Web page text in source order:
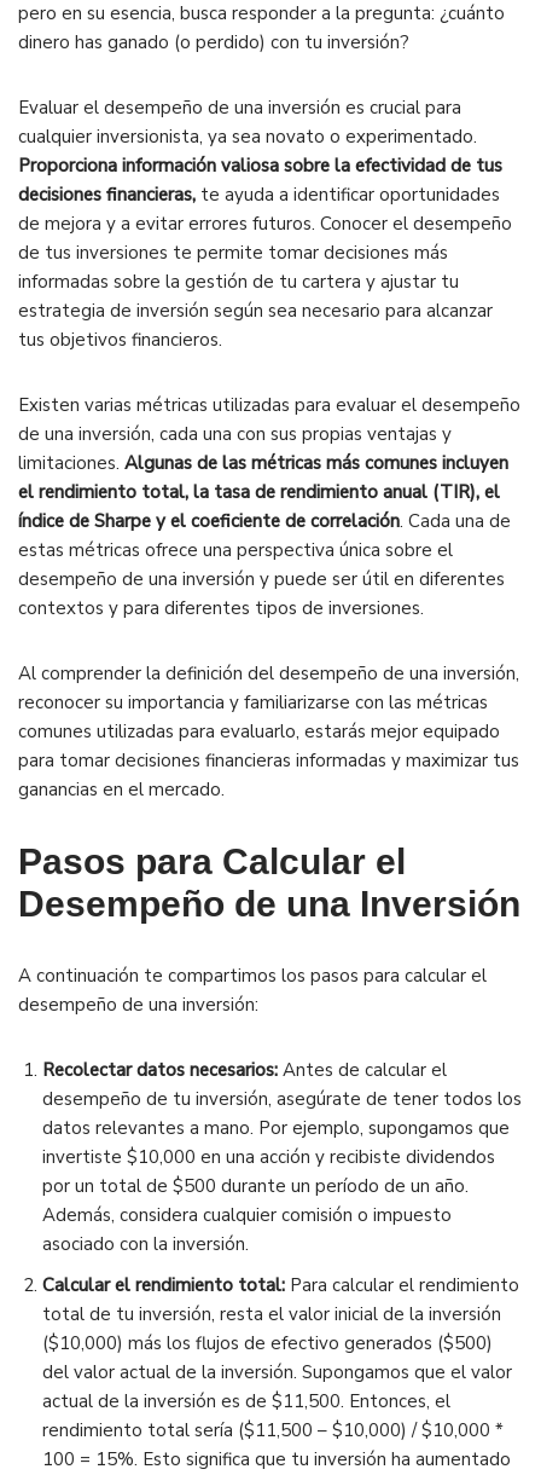
pero en su esencia, busca responder a la pregunta: ¿cuánto
dinero has ganado (o perdido) con tu inversión?
Evaluar el desempeño de una inversión es crucial para
cualquier inversionista, ya sea novato o experimentado.
Proporciona información valiosa sobre la efectividad de tus
decisiones financieras, te ayuda a identificar oportunidades
de mejora y a evitar errores futuros. Conocer el desempeño
de tus inversiones te permite tomar decisiones más
informadas sobre la gestión de tu cartera y ajustar tu
estrategia de inversión según sea necesario para alcanzar
tus objetivos financieros.
Existen varias métricas utilizadas para evaluar el desempeño
de una inversión, cada una con sus propias ventajas y
limitaciones. Algunas de las métricas más comunes incluyen
el rendimiento total, la tasa de rendimiento anual (TIR), el
índice de Sharpe y el coeficiente de correlación. Cada una de
estas métricas ofrece una perspectiva única sobre el
desempeño de una inversión y puede ser útil en diferentes
contextos y para diferentes tipos de inversiones.
Al comprender la definición del desempeño de una inversión,
reconocer su importancia y familiarizarse con las métricas
comunes utilizadas para evaluarlo, estarás mejor equipado
para tomar decisiones financieras informadas y maximizar tus
ganancias en el mercado.
Pasos para Calcular el
Desempeño de una Inversión
A continuación te compartimos los pasos para calcular el
desempeño de una inversión:
Recolectar datos necesarios: Antes de calcular el
desempeño de tu inversión, asegúrate de tener todos los
datos relevantes a mano. Por ejemplo, supongamos que
invertiste $10,000 en una acción y recibiste dividendos
por un total de $500 durante un período de un año.
Además, considera cualquier comisión o impuesto
asociado con la inversión.
Calcular el rendimiento total: Para calcular el rendimiento
total de tu inversión, resta el valor inicial de la inversión
($10,000) más los flujos de efectivo generados ($500)
del valor actual de la inversión. Supongamos que el valor
actual de la inversión es de $11,500. Entonces, el
rendimiento total sería ($11,500 – $10,000) / $10,000 *
100 = 15%. Esto significa que tu inversión ha aumentado